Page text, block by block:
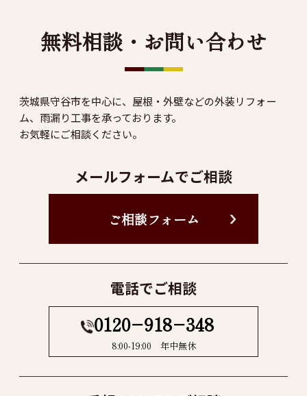
無料相談・お問い合わせ
茨城県守谷市を中心に、屋根・外壁などの外装リフォー
ム、雨漏り工事を承っております。
お気軽にご相談ください。
メールフォームでご相談
ご相談フォーム
電話でご相談
0120−918−348
8:00-19:00 年中無休